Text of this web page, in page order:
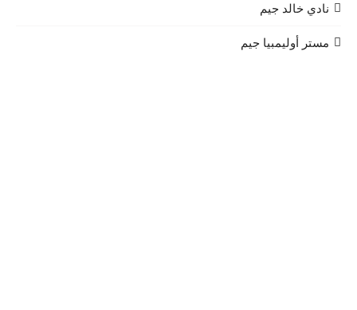
نادي خالد جيم
مستر أوليمبيا جيم